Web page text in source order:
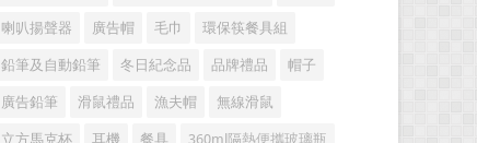
喇叭揚聲器 廣告帽 毛巾 環保筷餐具組
鉛筆及自動鉛筆 冬日紀念品 品牌禮品 帽子
廣告鉛筆 滑鼠禮品 漁夫帽 無線滑鼠
立方馬克杯 耳機 餐具 360ml隔熱便攜玻璃瓶